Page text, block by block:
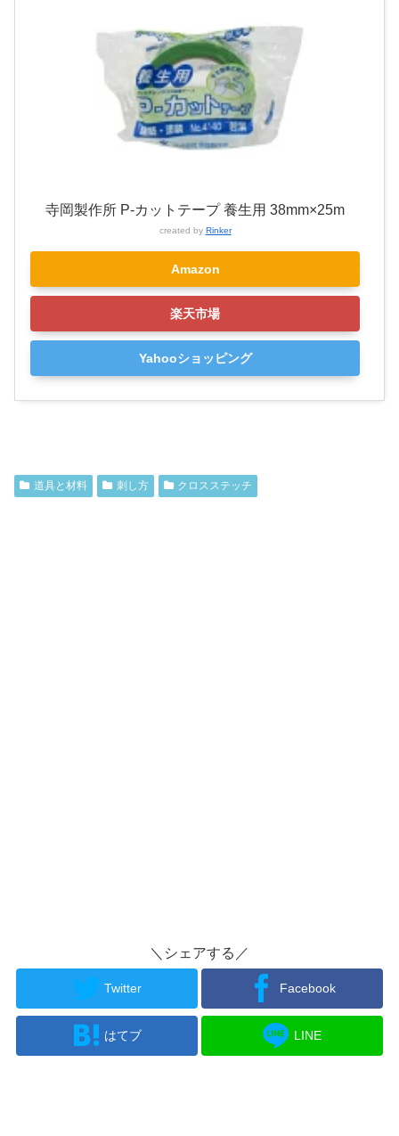
寺岡製作所 P-カットテープ 養生用 38mm×25m
created by Rinker
Amazon
楽天市場
Yahooショッピング
道具と材料 刺し方 クロスステッチ
＼シェアする／
Twitter Facebook
はてブ LINE